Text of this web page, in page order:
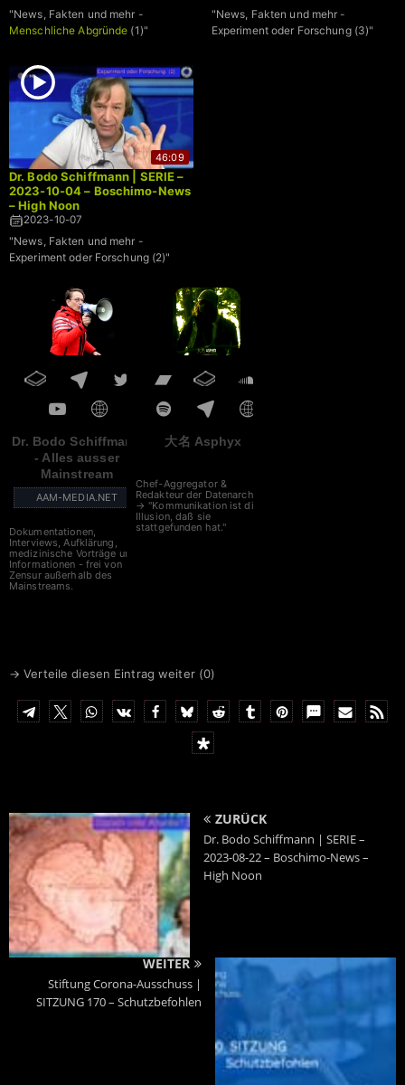
"News, Fakten und mehr -
Menschliche Abgründe (1)"
"News, Fakten und mehr -
Experiment oder Forschung (3)"
46:09
Dr. Bodo Schiffmann | SERIE –
2023-10-04 – Boschimo-News
– High Noon
2023-10-07
"News, Fakten und mehr -
Experiment oder Forschung (2)"
Dr. Bodo Schiffmann
- Alles ausser
Mainstream
AAM-MEDIA.NET
Dokumentationen,
Interviews, Aufklärung,
medizinische Vorträge und
Informationen - frei von
Zensur außerhalb des
Mainstreams.
大名 Asphyx
Chef-Aggregator &
Redakteur der Datenarche
→ "Kommunikation ist die
Illusion, daß sie
stattgefunden hat."
→ Verteile diesen Eintrag weiter (0)
ZURÜCK
Dr. Bodo Schiffmann | SERIE –
2023-08-22 – Boschimo-News –
High Noon
WEITER
Stiftung Corona-Ausschuss |
SITZUNG 170 – Schutzbefohlen